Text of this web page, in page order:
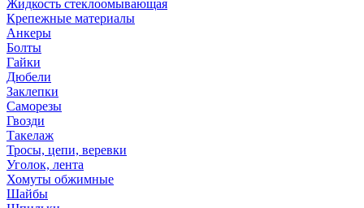
Жидкость стеклоомывающая
Крепежные материалы
Анкеры
Болты
Гайки
Дюбели
Заклепки
Саморезы
Гвозди
Такелаж
Тросы, цепи, веревки
Уголок, лента
Хомуты обжимные
Шайбы